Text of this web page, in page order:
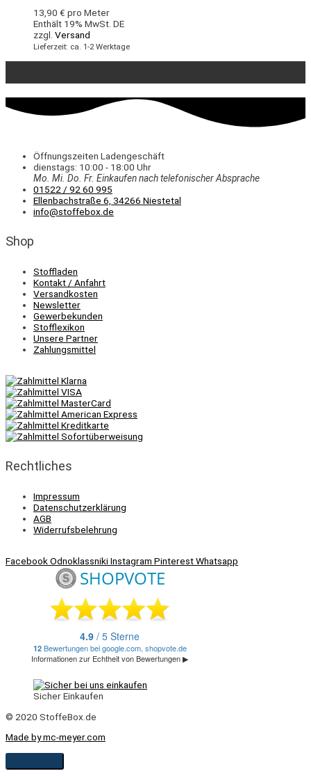
13,90 € pro Meter
Enthält 19% MwSt. DE
zzgl. Versand
Lieferzeit: ca. 1-2 Werktage
Öffnungszeiten Ladengeschäft
dienstags: 10:00 - 18:00 Uhr
Mo. Mi. Do. Fr. Einkaufennach telefonischer Absprache
01522 / 92 60 995
Ellenbachstraße 6, 34266 Niestetal
info@stoffebox.de
Shop
Stoffladen
Kontakt / Anfahrt
Versandkosten
Newsletter
Gewerbekunden
Stofflexikon
Unsere Partner
Zahlungsmittel
Rechtliches
Impressum
Datenschutzerklärung
AGB
Widerrufsbelehrung
FacebookOdnoklassnikiInstagram PinterestWhatsapp
Sicher Einkaufen
© 2020 StoffeBox.de
Made by mc-meyer.com